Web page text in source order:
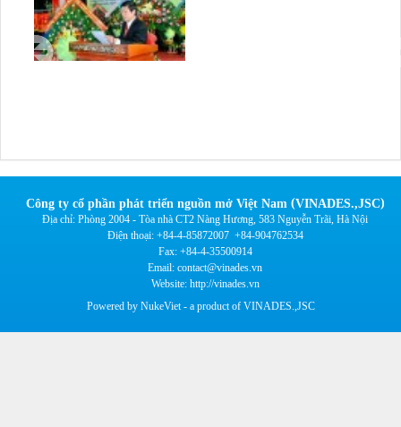
Công ty cổ phần phát triển nguồn mở Việt Nam (VINADES.,JSC)
Địa chỉ: Phòng 2004 - Tòa nhà CT2 Nàng Hương, 583 Nguyễn Trãi, Hà Nội
Điện thoại: +84-4-85872007 +84-904762534
Fax: +84-4-35500914
Email: contact@vinades.vn
Website: http://vinades.vn
Powered by NukeViet - a product of VINADES.,JSC